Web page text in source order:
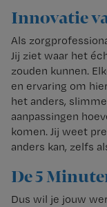
Innovatie
Als
Jij ziet waar het
zouden kunnen.
en ervaring om
het anders,
aanpassingen
komen. Jij weet
anders kan, zelfs
De 5
Dus wil je jouw